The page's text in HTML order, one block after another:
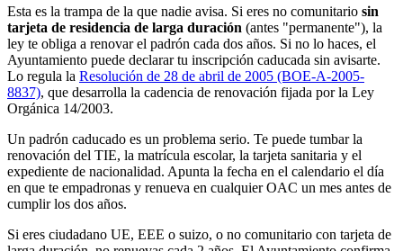
Esta es la trampa de la que nadie avisa. Si eres no comunitario sin
tarjeta de residencia de larga duración (antes "permanente"), la
ley te obliga a renovar el padrón cada dos años. Si no lo haces, el
Ayuntamiento puede declarar tu inscripción caducada sin avisarte.
Lo regula la Resolución de 28 de abril de 2005 (BOE-A-2005-
8837), que desarrolla la cadencia de renovación fijada por la Ley
Orgánica 14/2003.
Un padrón caducado es un problema serio. Te puede tumbar la
renovación del TIE, la matrícula escolar, la tarjeta sanitaria y el
expediente de nacionalidad. Apunta la fecha en el calendario el día
en que te empadronas y renueva en cualquier OAC un mes antes de
cumplir los dos años.
Si eres ciudadano UE, EEE o suizo, o no comunitario con tarjeta de